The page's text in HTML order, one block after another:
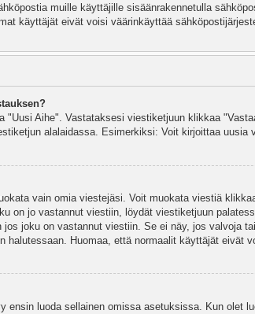
muille käyttäjille sisäänrakennetulla
käyttäjät eivät voisi väärinkäyttää
"Uusi Aihe". Vastataksesi viestiketjuun klikkaa
alalaidassa. Esimerkiksi: Voit kirjoittaa uusia
vain omia viestejäsi. Voit muokata viestiä
on jo vastannut viestiin, löydät viestiketjuun
joku on vastannut viestiin. Se ei näy, jos valvoja
halutessaan. Huomaa, että normaalit käyttäjät eivät
ensin luoda sellainen omissa asetuksissa. Kun olet